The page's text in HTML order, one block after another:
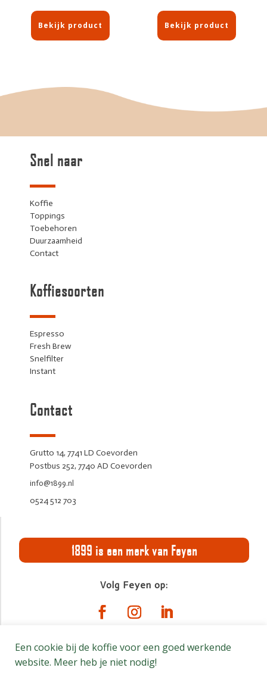
Bekijk product Bekijk product
Snel naar
Koffie
Toppings
Toebehoren
Duurzaamheid
Contact
Koffiesoorten
Espresso
Fresh Brew
Snelfilter
Instant
Contact
Grutto 14, 7741 LD Coevorden
Postbus 252, 7740 AD Coevorden
info@1899.nl
0524 512 703
1899 is een merk van Feyen
Volg Feyen op:
© Feyen 2026 | Alle rechten voorbehouden
Een cookie bij de koffie voor een goed werkende
website. Meer heb je niet nodig!